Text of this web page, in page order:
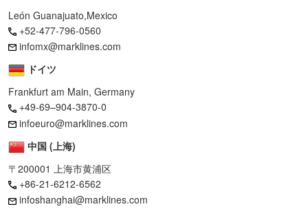
León Guanajuato,Mexico
+52-477-796-0560
infomx@marklines.com
ドイツ
Frankfurt am Main, Germany
+49-69–904-3870-0
infoeuro@marklines.com
中国 (上海)
〒200001 上海市黄浦区
+86-21-6212-6562
infoshanghai@marklines.com